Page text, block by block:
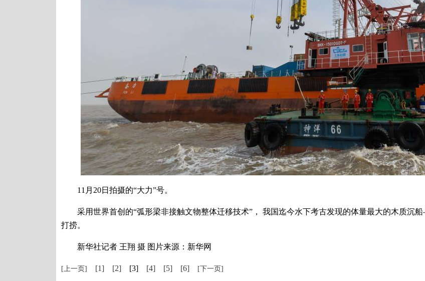
11月20日拍摄的“大力”号。
采用世界首创的“弧形梁非接触文物整体迁移技术”， 我国迄今水下考古发现的体量最大的木质沉
打捞。
新华社记者 王翔 摄 图片来源：新华网
[上一页] [1] [2] [3] [4] [5] [6] [下一页]